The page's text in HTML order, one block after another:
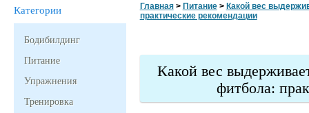
Категории
Бодибилдинг
Питание
Упражнения
Тренировка
Главная> Питание> Какой вес
практические рекомендации
Какой вес
фитбола: